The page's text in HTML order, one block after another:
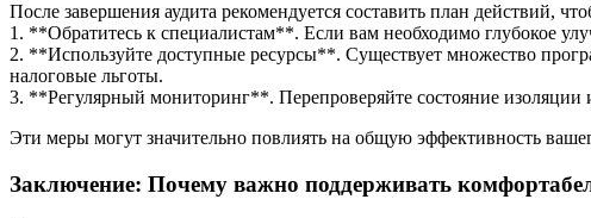
После завершения аудита рекомендуется составить план действий,
1. **Обратитесь к специалистам**. Если вам необходимо глубокое
2. **Используйте доступные ресурсы**. Существует множество
налоговые льготы.
3. **Регулярный мониторинг**. Перепроверяйте состояние
Эти меры могут значительно повлиять на общую эффективность
Заключение: Почему важно поддерживать